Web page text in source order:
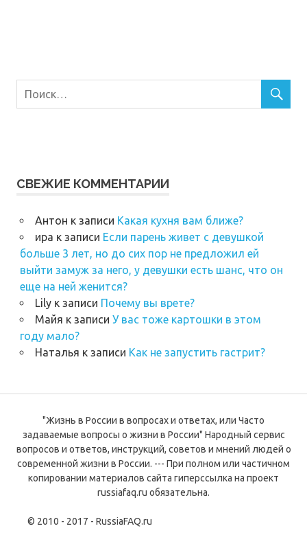
СВЕЖИЕ КОММЕНТАРИИ
Антон к записи Какая кухня вам ближе?
ира к записи Если парень живет с девушкой
больше 3 лет, но до сих пор не предложил ей
выйти замуж за него, у девушки есть шанс, что он
еще на ней женится?
Lilyк записи Почему вы врете?
Майя к записи У вас тоже картошки в этом
году мало?
Наталья к записи Как не запустить гастрит?
"Жизнь в России в вопросах и ответах, или Часто
задаваемые вопросы о жизни в России" Народный сервис
вопросов и ответов, инструкций, советов и мнений людей о
современной жизни в России. --- При полном или частичном
копировании материалов сайта гиперссылка на проект
russiafaq.ru обязательна.
© 2010 - 2017 - RussiaFAQ.ru